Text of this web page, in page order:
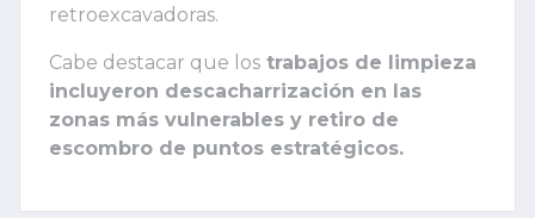
retroexcavadoras.
Cabe destacar que los trabajos de limpieza
incluyeron descacharrización en las
zonas más vulnerables y retiro de
escombro de puntos estratégicos.